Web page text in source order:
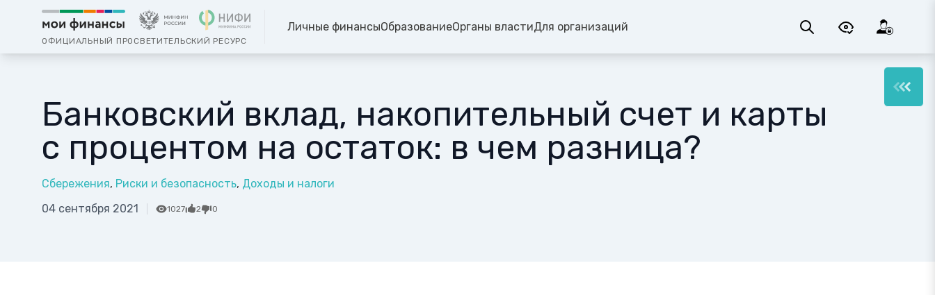
ОФИЦИАЛЬНЫЙ ПРОСВЕТИТЕЛЬСКИЙ РЕСУРС
Личные финансыОбразованиеОрганы властиДля организаций
Банковский вклад, накопительный счет и карты
с процентом на остаток: в чем разница?
Сбережения Риски и безопасность Доходы и налоги
04 сентября 2021
1027 2 0